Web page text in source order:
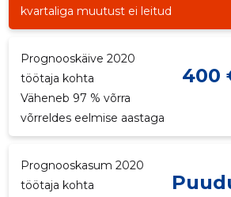
kvartaliga muutust ei leitud
Prognooskäive 2020
töötaja kohta
400
Väheneb 97 % võrra
võrreldes eelmise aastaga
Prognooskasum 2020
töötaja kohta